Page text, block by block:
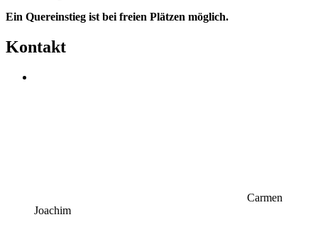
Ein Quereinstieg ist bei freien Plätzen möglich.
Kontakt
Carmen
Joachim